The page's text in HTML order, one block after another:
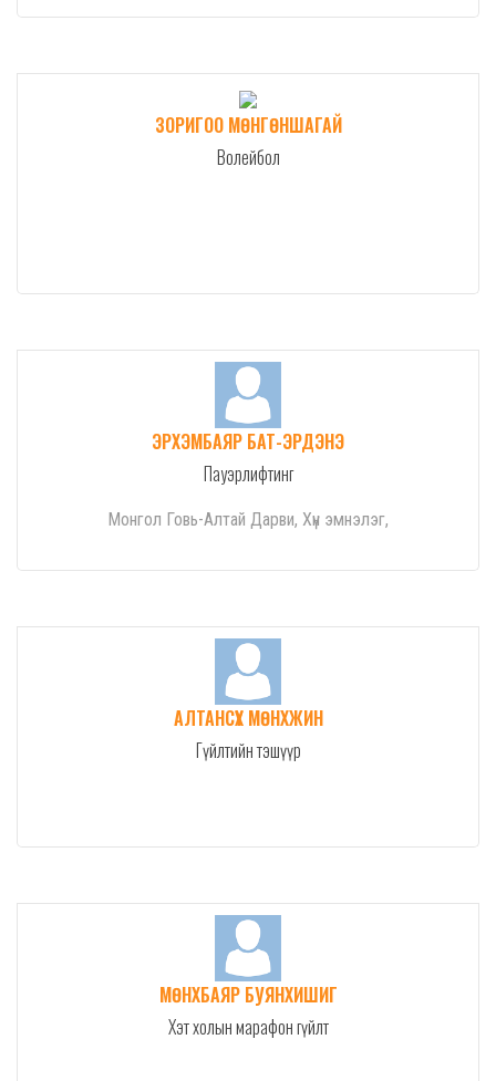
ЗОРИГОО МӨНГӨНШАГАЙ
Волейбол
ЭРХЭМБАЯР БАТ-ЭРДЭНЭ
Пауэрлифтинг
Монгол Говь-Алтай Дарви, Хүн эмнэлэг,
АЛТАНСҮХ МӨНХЖИН
Гүйлтийн тэшүүр
МӨНХБАЯР БУЯНХИШИГ
Хэт холын марафон гүйлт